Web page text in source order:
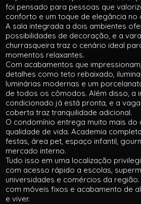
foi pensado para pessoas que
conforto e um toque de elegância no
A sala integrada a dois ambientes
possibilidades de decoração, e a
churrasqueira traz o cenário ideal
momentos relaxantes.
Com acabamentos que
detalhes como teto rebaixado,
luminárias modernas e um
de todos os cômodos. Além disso, a
condicionado já está pronta, e a
coberta traz tranquilidade adicional.
O condomínio entrega muito mais do
qualidade de vida. Academia
festas, área pet, espaço infantil,
mercado interno.
Tudo isso em uma localização
com acesso rápido a escolas,
universidades e comércios da
com móveis fixos e acabamento de
e viver.